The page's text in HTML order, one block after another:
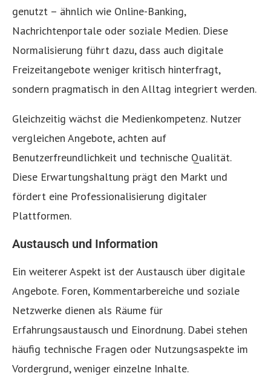
genutzt – ähnlich wie Online-Banking,
Nachrichtenportale oder soziale Medien. Diese
Normalisierung führt dazu, dass auch digitale
Freizeitangebote weniger kritisch hinterfragt,
sondern pragmatisch in den Alltag integriert werden.
Gleichzeitig wächst die Medienkompetenz. Nutzer
vergleichen Angebote, achten auf
Benutzerfreundlichkeit und technische Qualität.
Diese Erwartungshaltung prägt den Markt und
fördert eine Professionalisierung digitaler
Plattformen.
Austausch und Information
Ein weiterer Aspekt ist der Austausch über digitale
Angebote. Foren, Kommentarbereiche und soziale
Netzwerke dienen als Räume für
Erfahrungsaustausch und Einordnung. Dabei stehen
häufig technische Fragen oder Nutzungsaspekte im
Vordergrund, weniger einzelne Inhalte.